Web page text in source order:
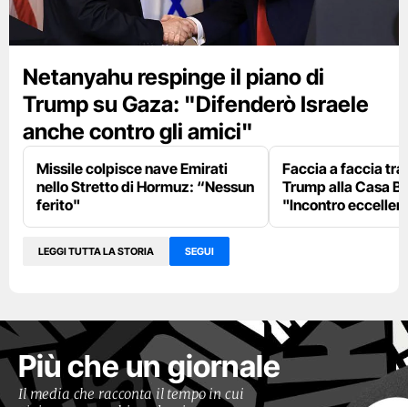
Netanyahu respinge il piano di
Trump su Gaza: "Difenderò Israele
anche contro gli amici"
Missile colpisce nave Emirati
nello Stretto di Hormuz: “Nessun
ferito"
Faccia a faccia
Trump alla Casa
"Incontro
LEGGI TUTTA LA STORIA SEGUI
Più che un giornale
Il media che racconta il tempo in cui